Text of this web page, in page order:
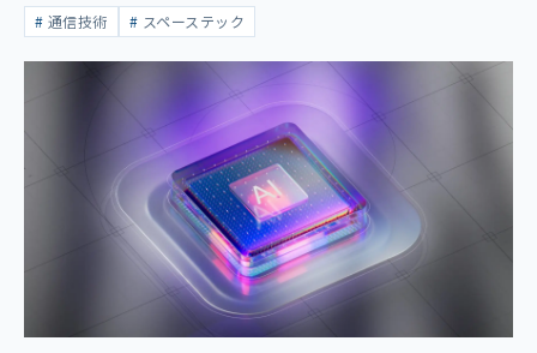
通信技術 スペーステック